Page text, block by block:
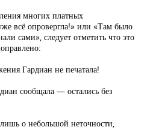
многих платных
всё опровергла!» или «Там было
сами», следует отметить что это
Гардиан не печатала!
сообщала — остались без
о небольшой неточности,